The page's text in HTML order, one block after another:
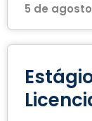
5 de